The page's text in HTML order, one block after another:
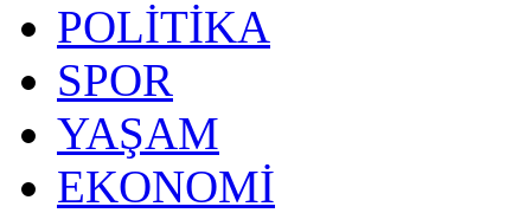
POLİTİKA
SPOR
YAŞAM
EKONOMİ